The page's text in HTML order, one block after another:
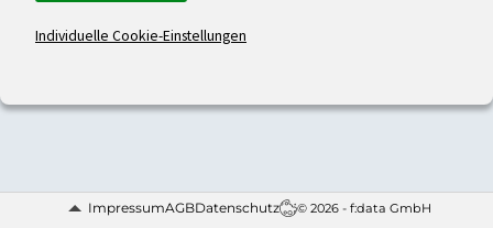
ImpressumAGBDatenschutz © 2026 - f:data GmbH
Individuelle Cookie-Einstellungen